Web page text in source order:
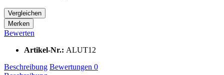
Vergleichen
Merken
Bewerten
Artikel-Nr.: ALUT12
Beschreibung Bewertungen 0